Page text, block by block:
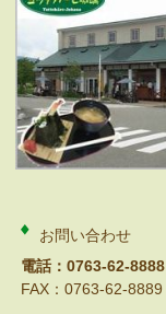
お問い合わせ
電話：0763-62-8888
FAX：0763-62-8889